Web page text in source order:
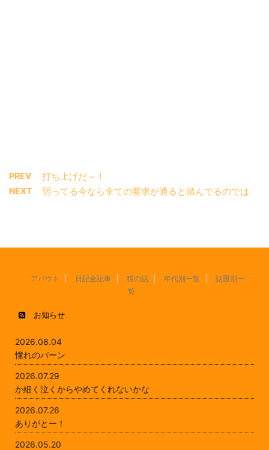
PREV 打ち上げだ～！
NEXT 弱ってる今なら全ての要求が通ると踏んでるのでは
アバウト 日記全記事 猫の話 年代別一覧
話題別一
覧
お知らせ
2026.08.04
憧れのバーン
2026.07.29
か細く泣くからやめてくれないかな
2026.07.26
ありがとー！
2026.05.20